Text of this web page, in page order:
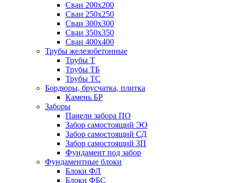
Сваи 200х200
Сваи 250х250
Сваи 300х300
Сваи 350х350
Сваи 400х400
Трубы железобетонные
Трубы Т
Трубы ТБ
Трубы ТС
Бордюры, брусчатка, плитка
Камень БР
Заборы
Панели забора ПО
Забор самостоящий ЭО
Забор самостоящий СД
Забор самостоящий ЗП
Фyндамент под забор
Фундаментные блоки
Блоки ФЛ
Блоки ФБС